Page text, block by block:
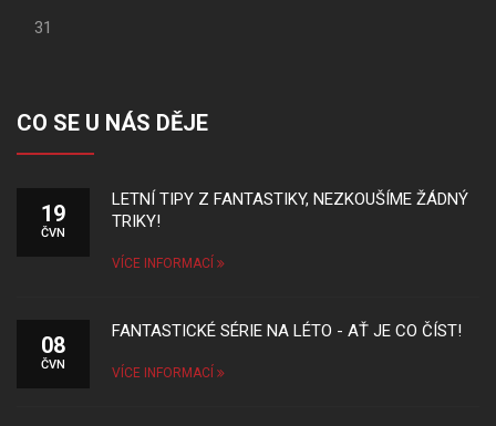
31
CO SE U NÁS DĚJE
19
ČVN
LETNÍ TIPY Z FANTASTIKY, NEZKOUŠÍME ŽÁDNÝ
TRIKY!
VÍCE INFORMACÍ
08
ČVN
FANTASTICKÉ SÉRIE NA LÉTO - AŤ JE CO ČÍST!
VÍCE INFORMACÍ